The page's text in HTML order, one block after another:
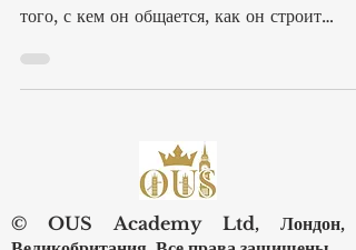
городе
деловые отношения и насколько уверенно
применяет знания в реальной рабочей среде.
В таком #Глобальном_городе, как Лондон,
обучение естественным образом связано с